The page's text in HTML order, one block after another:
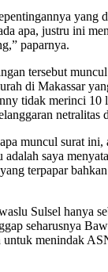
yang
apa, justru ini
paparnya.
tersebut
di Makassar
tidak merinci 10
netralitas
muncul surat ini,
saya
terpapar
Sulsel hanya
seharusnya
untuk menindak